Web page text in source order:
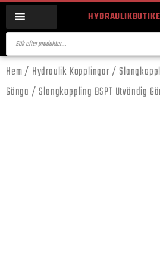
Hem/ Hydraulik Kopplingar/
Gänga / Slangkoppling BSPT Utvändig